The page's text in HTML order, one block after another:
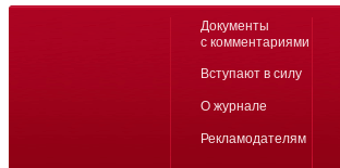
Документы
с комментариями
Вступают в силу
О журнале
Рекламодателям